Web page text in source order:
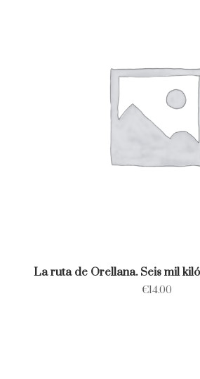
La ruta de Orellana. Seis mil
€14.00